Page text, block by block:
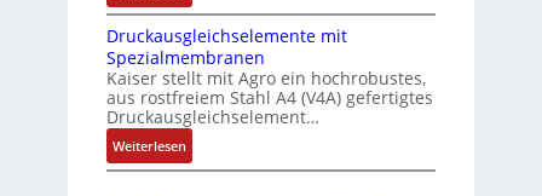
c
h
u
n
g
e
s
s
u
t
e
r
t
y
s
I
E
C
6
2
4
4
3
Druckausgleichselemente mit
Spezialmembranen
Kaiser stellt mit Agro ein hochrobustes,
aus rostfreiem Stahl A4 (V4A) gefertigtes
Druckausgleichselement…
Weiterlesen:
D